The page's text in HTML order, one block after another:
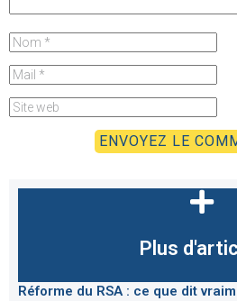
Plus
Réforme du RSA : ce que dit